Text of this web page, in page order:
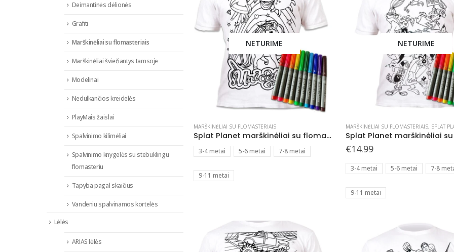
NETURIME
MARŠKINĖLIAI SU FLOMASTERIAIS
Splat Planet marškinėliai su flomasteriais Vienaragiai
3-4 metai 5-6 metai 7-8 metai
9-11 metai
NETURIME
product
has
variants.
options
MARŠKINĖLIAI SU FLOMASTERIAIS, SPLAT
€14.99
3-4 metai 5-6 metai 7-8
9-11 metai
Deimantinės dėlionės
Grafiti
Marškinėliai su flomasteriais
Marškinėliai šviečiantys tamsoje
Modelinai
Nedulkančios kreidelės
PlayMais žaislai
Spalvinimo kilimėliai
Spalvinimo knygelės su stebuklingu
flomasteriu
Tapyba pagal skaičius
Vandeniu spalvinamos kortelės
Lėlės
ARIAS lėlės